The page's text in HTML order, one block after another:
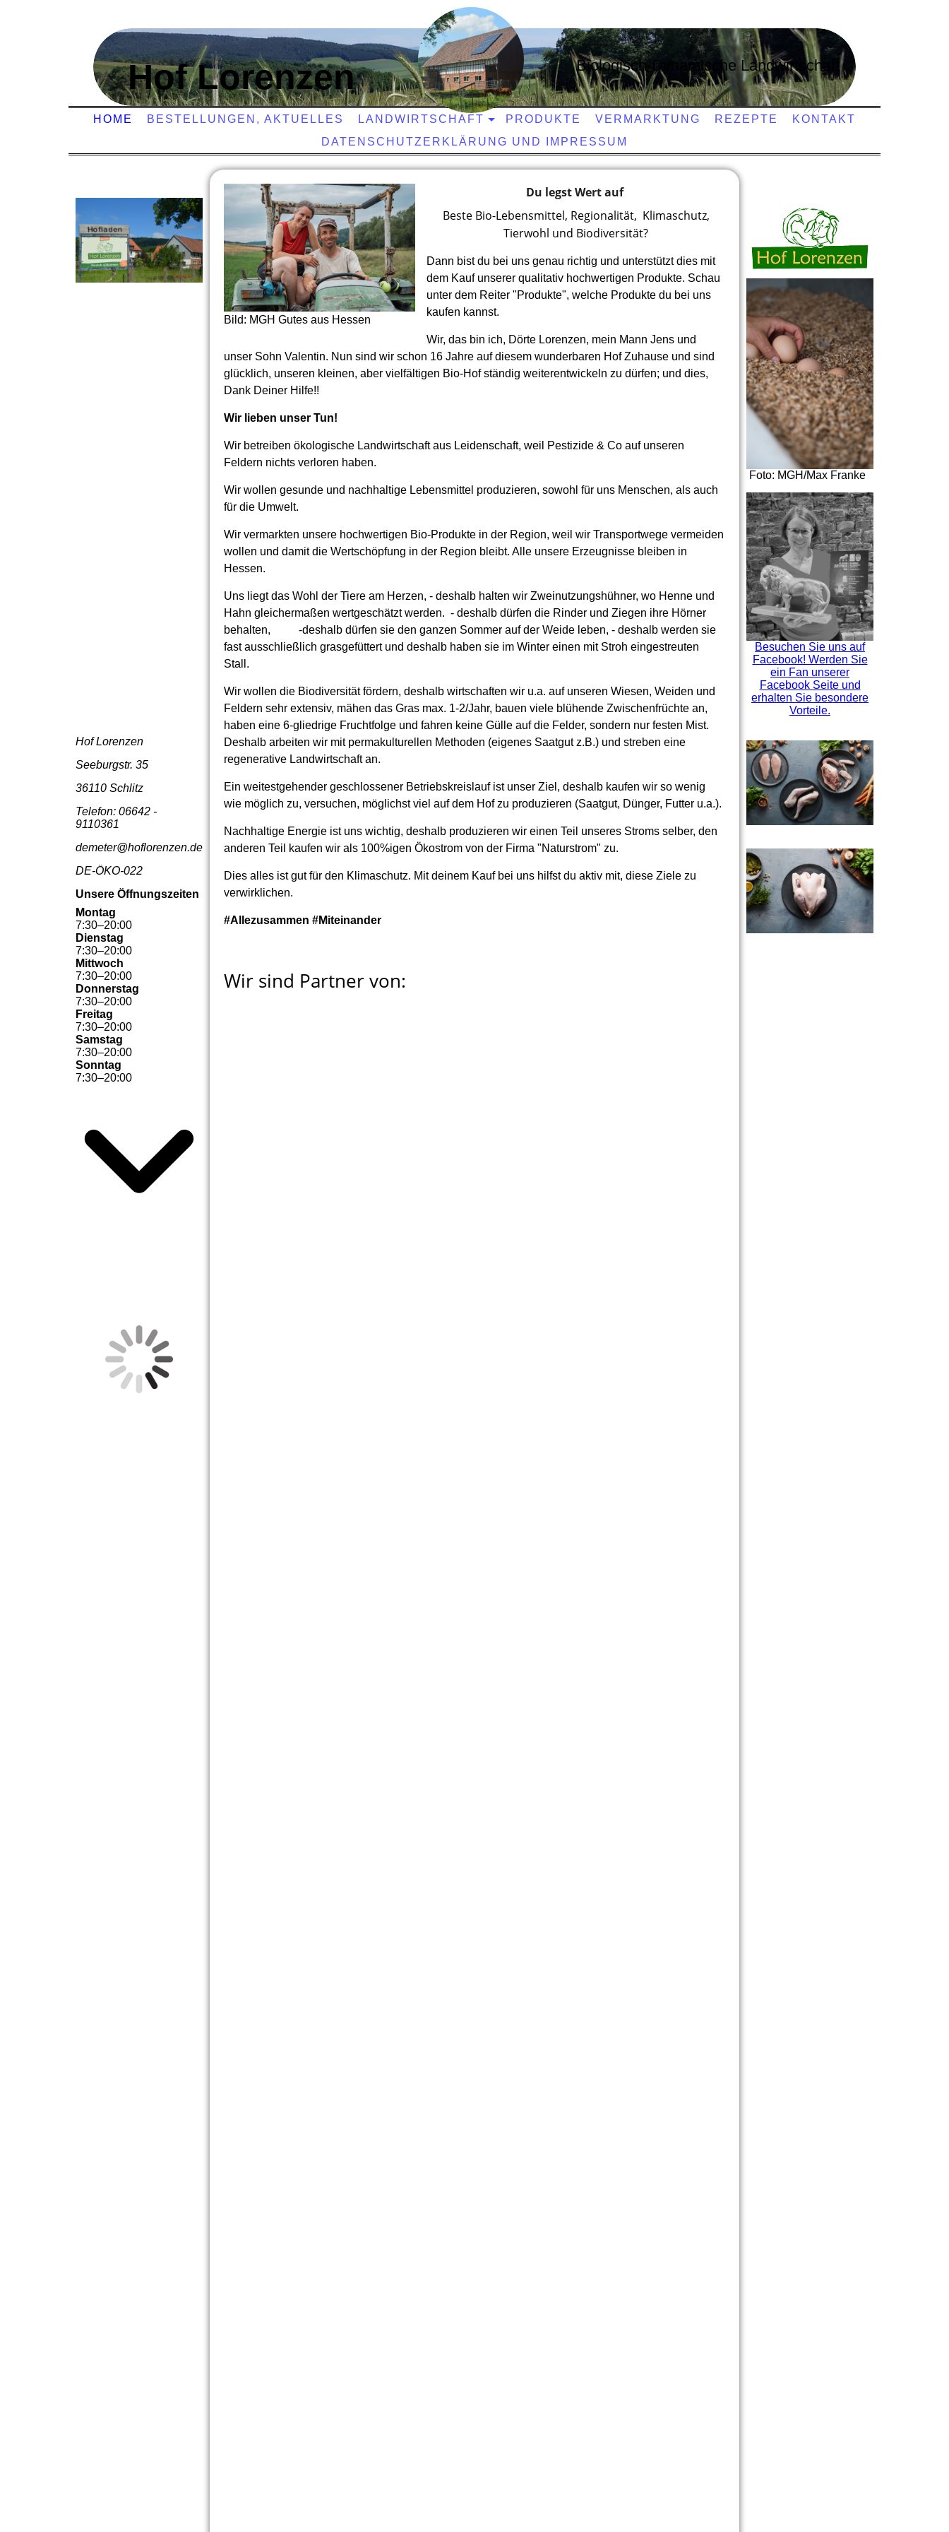
Hof Lorenzen Biologisch-Dynamische Landwirtschaft
HOME BESTELLUNGEN, AKTUELLES LANDWIRTSCHAFT PRODUKTE VERMARKTUNG REZEPTE
KONTAKT
DATENSCHUTZERKLÄRUNG UND IMPRESSUM
Bild: MGH Gutes aus Hessen
Du legst Wert auf
Beste Bio-Lebensmittel, Regionalität, Klimaschutz,
Tierwohl und Biodiversität?
Dann bist du bei uns genau richtig und unterstützt dies mit
dem Kauf unserer qualitativ hochwertigen Produkte. Schau
unter dem Reiter "Produkte", welche Produkte du bei uns
kaufen kannst.
Wir, das bin ich, Dörte Lorenzen, mein Mann Jens und
unser Sohn Valentin. Nun sind wir schon 16 Jahre auf diesem wunderbaren Hof Zuhause und sind
glücklich, unseren kleinen, aber vielfältigen Bio-Hof ständig weiterentwickeln zu dürfen; und dies,
Dank Deiner Hilfe!!
Wir lieben unser Tun!
Wir betreiben ökologische Landwirtschaft aus Leidenschaft, weil Pestizide & Co auf unseren
Feldern nichts verloren haben.
Wir wollen gesunde und nachhaltige Lebensmittel produzieren, sowohl für uns Menschen, als auch
für die Umwelt.
Wir vermarkten unsere hochwertigen Bio-Produkte in der Region, weil wir Transportwege vermeiden
wollen und damit die Wertschöpfung in der Region bleibt. Alle unsere Erzeugnisse bleiben in
Hessen.
Uns liegt das Wohl der Tiere am Herzen, - deshalb halten wir Zweinutzungshühner, wo Henne und
Hahn gleichermaßen wertgeschätzt werden. - deshalb dürfen die Rinder und Ziegen ihre Hörner
behalten, -deshalb dürfen sie den ganzen Sommer auf der Weide leben, - deshalb werden sie
fast ausschließlich grasgefüttert und deshalb haben sie im Winter einen mit Stroh eingestreuten
Stall.
Wir wollen die Biodiversität fördern, deshalb wirtschaften wir u.a. auf unseren Wiesen, Weiden und
Feldern sehr extensiv, mähen das Gras max. 1-2/Jahr, bauen viele blühende Zwischenfrüchte an,
haben eine 6-gliedrige Fruchtfolge und fahren keine Gülle auf die Felder, sondern nur festen Mist.
Deshalb arbeiten wir mit permakulturellen Methoden (eigenes Saatgut z.B.) und streben eine
regenerative Landwirtschaft an.
Ein weitestgehender geschlossener Betriebskreislauf ist unser Ziel, deshalb kaufen wir so wenig
wie möglich zu, versuchen, möglichst viel auf dem Hof zu produzieren (Saatgut, Dünger, Futter u.a.).
Nachhaltige Energie ist uns wichtig, deshalb produzieren wir einen Teil unseres Stroms selber, den
anderen Teil kaufen wir als 100%igen Ökostrom von der Firma "Naturstrom" zu.
Dies alles ist gut für den Klimaschutz. Mit deinem Kauf bei uns hilfst du aktiv mit, diese Ziele zu
verwirklichen.
#Allezusammen #Miteinander
Wir sind Partner von:
Hof Lorenzen
Seeburgstr. 35
36110 Schlitz
Telefon: 06642 -
9110361
demeter@hoflorenzen.de
DE-ÖKO-022
Unsere Öffnungszeiten
Montag
7:30–20:00
Dienstag
7:30–20:00
Mittwoch
7:30–20:00
Donnerstag
7:30–20:00
Freitag
7:30–20:00
Samstag
7:30–20:00
Sonntag
7:30–20:00
Foto: MGH/Max Franke
Besuchen Sie uns auf
Facebook! Werden Sie
ein Fan unserer
Facebook Seite und
erhalten Sie besondere
Vorteile.